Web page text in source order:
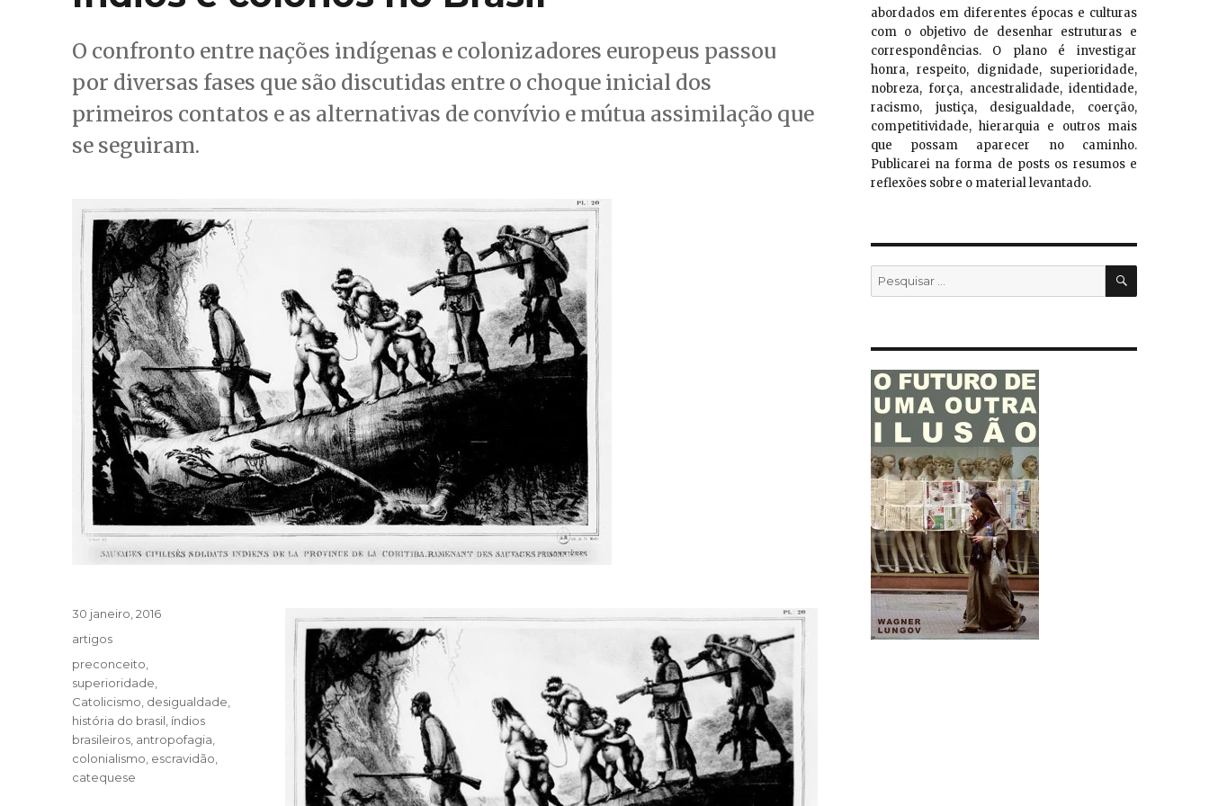
O confronto entre nações indígenas e colonizadores europeus passou
por diversas fases que são discutidas entre o choque inicial dos
primeiros contatos e as alternativas de convívio e mútua assimilação que
se seguiram.
Publicado
em
30 janeiro, 2016
Categorias
artigos
Tags
preconceito
superioridade
Catolicismo desigualdade
história do brasil índios
brasileiros antropofagia
colonialismo escravidão
catequese
abordados em diferentes épocas e culturas
com o objetivo de desenhar estruturas e
correspondências. O plano é investigar
honra, respeito, dignidade, superioridade,
nobreza, força, ancestralidade, identidade,
racismo, justiça, desigualdade, coerção,
competitividade, hierarquia e outros mais
que possam aparecer no caminho.
Publicarei na forma de posts os resumos e
reflexões sobre o material levantado.
Pesquisar
por: